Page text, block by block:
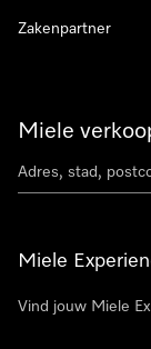
Miele
Miele
Vind jouw Miele
Zakenpartner